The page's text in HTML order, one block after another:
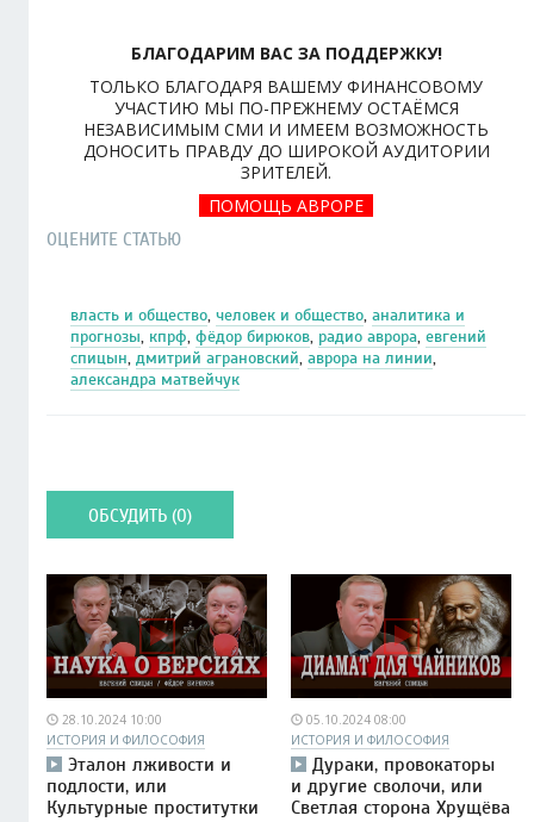
БЛАГОДАРИМ ВАС ЗА ПОДДЕРЖКУ!
ТОЛЬКО БЛАГОДАРЯ ВАШЕМУ ФИНАНСОВОМУ
УЧАСТИЮ МЫ ПО-ПРЕЖНЕМУ ОСТАЁМСЯ
НЕЗАВИСИМЫМ СМИ И ИМЕЕМ ВОЗМОЖНОСТЬ
ДОНОСИТЬ ПРАВДУ ДО ШИРОКОЙ АУДИТОРИИ
ЗРИТЕЛЕЙ.
ПОМОЩЬ АВРОРЕ
ОЦЕНИТЕ СТАТЬЮ
власть и общество, человек и общество, аналитика и
прогнозы, кпрф, фёдор бирюков, радио аврора, евгений
спицын, дмитрий аграновский, аврора на линии,
александра матвейчук
ОБСУДИТЬ (0)
28.10.2024 10:00
ИСТОРИЯ И ФИЛОСОФИЯ
Эталон лживости и
подлости, или
Культурные проститутки
05.10.2024 08:00
ИСТОРИЯ И ФИЛОСОФИЯ
Дураки, провокаторы
и другие сволочи, или
Светлая сторона Хрущёва